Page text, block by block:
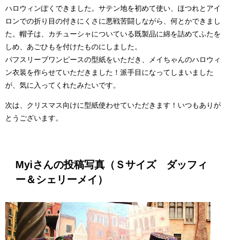
ハロウィンぽくできました。サテン地を初めて使い、ほつれとアイ
ロンでの折り目の付きにくさに悪戦苦闘しながら、何とかできまし
た。帽子は、カチューシャについている既製品に綿を詰めてふたを
しめ、あごひもを付けたものにしました。
パフスリーブワンピースの型紙をいただき、メイちゃんのハロウィ
ン衣装を作らせていただきました！派手目になってしまいました
が、気に入ってくれたみたいです。
次は、クリスマス向けに型紙使わせていただきます！いつもありが
とうございます。
Myiさんの投稿写真（Ｓサイズ ダッフィ
ー＆シェリーメイ）